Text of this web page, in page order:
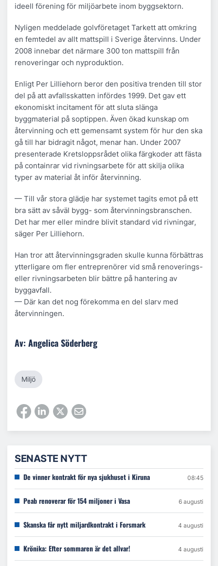
ideell förening för miljöarbete inom byggsektorn.
Nyligen meddelade golvföretaget Tarkett att omkring
en femtedel av allt mattspill i Sverige återvinns. Under
2008 innebar det närmare 300 ton mattspill från
renoveringar och nyproduktion.
Enligt Per Lilliehorn beror den positiva trenden till stor
del på att avfallsskatten infördes 1999. Det gav ett
ekonomiskt incitament för att sluta slänga
byggmaterial på soptippen. Även ökad kunskap om
återvinning och ett gemensamt system för hur den ska
gå till har bidragit något, menar han. Under 2007
presenterade Kretsloppsrådet olika färgkoder att fästa
på containrar vid rivningsarbete för att skilja olika
typer av material åt inför återvinning.
— Till vår stora glädje har systemet tagits emot på ett
bra sätt av såväl bygg- som återvinningsbranschen.
Det har mer eller mindre blivit standard vid rivningar,
säger Per Lilliehorn.
Han tror att återvinningsgraden skulle kunna förbättras
ytterligare om fler entreprenörer vid små renoverings-
eller rivningsarbeten blir bättre på hantering av
byggavfall.
— Där kan det nog förekomma en del slarv med
återvinningen.
Av: Angelica Söderberg
Miljö
SENASTE NYTT
De vinner kontrakt för nya sjukhuset i Kiruna 08:45
Peab renoverar för 154 miljoner i Vasa 6 augusti
Skanska får nytt miljardkontrakt i Forsmark 4 augusti
Krönika: Efter sommaren är det allvar! 4 augusti